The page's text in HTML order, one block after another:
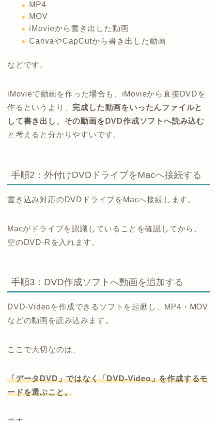
MP4
MOV
iMovieから書き出した動画
CanvaやCapCutから書き出した動画
などです。
iMovieで動画を作った場合も、iMovieから直接DVDを
作るというより、 完成した動画をいったんファイルと
して書き出し、その動画をDVD作成ソフトへ読み込む
と考えると分かりやすいです。
手順2：外付けDVDドライブをMacへ接続する
書き込み対応のDVDドライブをMacへ接続します。
Macがドライブを認識していることを確認してから、
空のDVD-Rを入れます。
手順3：DVD作成ソフトへ動画を追加する
DVD-Videoを作成できるソフトを起動し、MP4・MOV
などの動画を読み込みます。
ここで大切なのは、
「データDVD」ではなく「DVD-Video」を作成するモ
ードを選ぶこと。